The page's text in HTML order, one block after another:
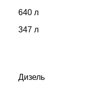
640 л
347 л
Дизель